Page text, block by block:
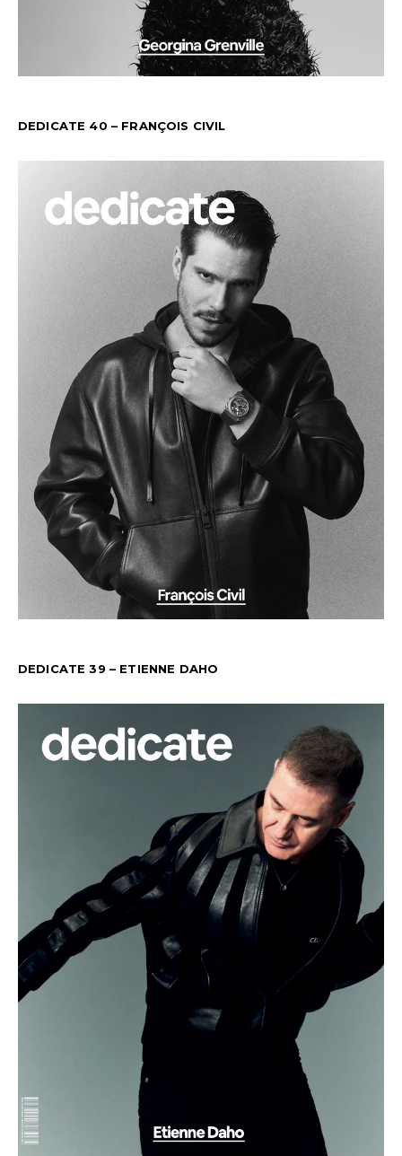
DEDICATE 40 – FRANÇOIS CIVIL
DEDICATE 39 – ETIENNE DAHO